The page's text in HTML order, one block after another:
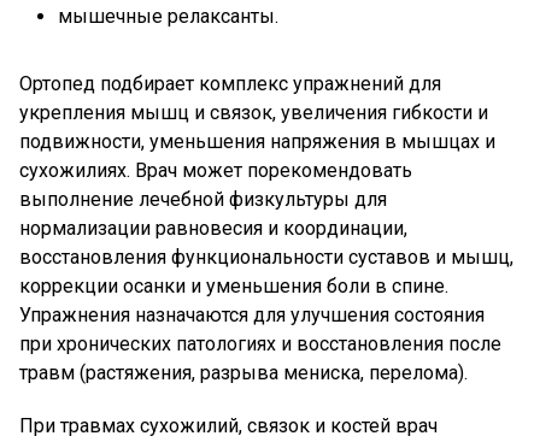
мышечные релаксанты.
Ортопед подбирает комплекс упражнений для
укрепления мышц и связок, увеличения гибкости и
подвижности, уменьшения напряжения в мышцах и
сухожилиях. Врач может порекомендовать
выполнение лечебной физкультуры для
нормализации равновесия и координации,
восстановления функциональности суставов и мышц,
коррекции осанки и уменьшения боли в спине.
Упражнения назначаются для улучшения состояния
при хронических патологиях и восстановления после
травм (растяжения, разрыва мениска, перелома).
При травмах сухожилий, связок и костей врач